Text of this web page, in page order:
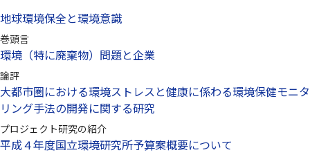
地球環境保全と環境意識
巻頭言
環境（特に廃棄物）問題と企業
論評
大都市圏における環境ストレスと健康に係わる環境保健モニタ
リング手法の開発に関する研究
プロジェクト研究の紹介
平成４年度国立環境研究所予算案概要について